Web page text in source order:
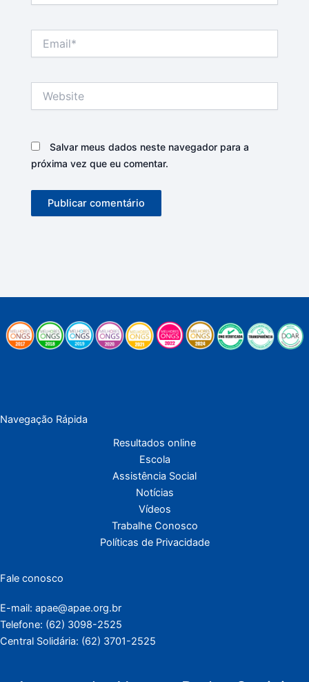
Salvar meus dados neste navegador para a
próxima vez que eu comentar.
Navegação Rápida
Resultados online
Escola
Assistência Social
Notícias
Vídeos
Trabalhe Conosco
Políticas de Privacidade
Fale conosco
E-mail: apae@apae.org.br
Telefone: (62) 3098-2525
Central Solidária: (62) 3701-2525